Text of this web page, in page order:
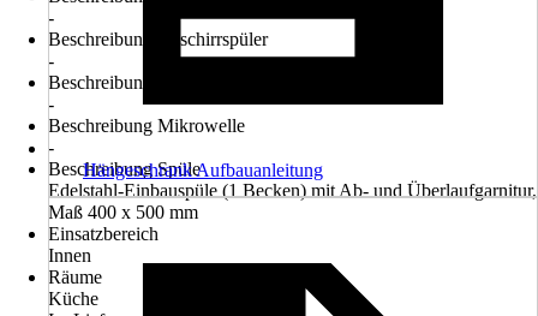
-
Beschreibung Geschirrspüler
-
Beschreibung Dunstabzugshaube
-
Beschreibung Mikrowelle
-
Beschreibung Spüle
Edelstahl-Einbauspüle (1 Becken) mit Ab- und Überlaufgarnitur,
Maß 400 x 500 mm
Einsatzbereich
Innen
Räume
Küche
Hängeschrank Aufbauanleitung